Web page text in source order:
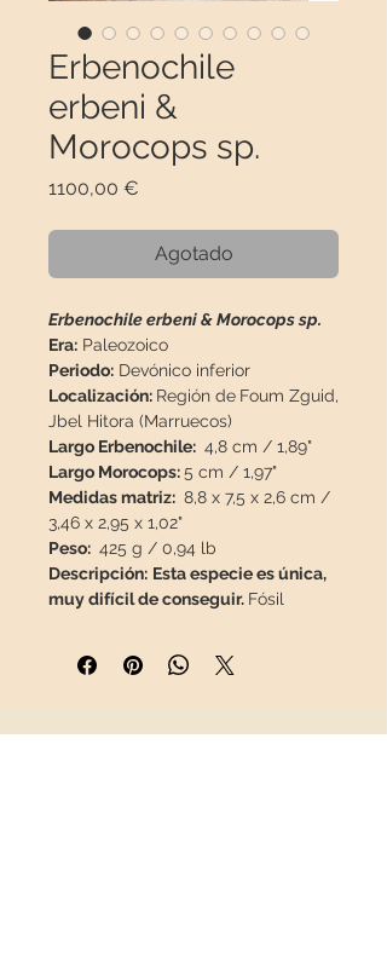
Erbenochile
erbeni &
Morocops sp.
1100,00 €
Agotado
Erbenochile erbeni & Morocops sp.
Era: Paleozoico
Periodo: Devónico inferior
Localización: Región de Foum Zguid,
Jbel Hitora (Marruecos)
Largo Erbenochile: 4,8 cm / 1,89"
Largo Morocops:5 cm / 1,97"
Medidas matriz: 8,8 x 7,5 x 2,6 cm /
3,46 x 2,95 x 1,02"
Peso: 425 g / 0,94 lb
Descripción: Esta especie es única,
muy difícil de conseguir. Fósil
conservado, 100% natural, sin
restauración ni espinas de otro